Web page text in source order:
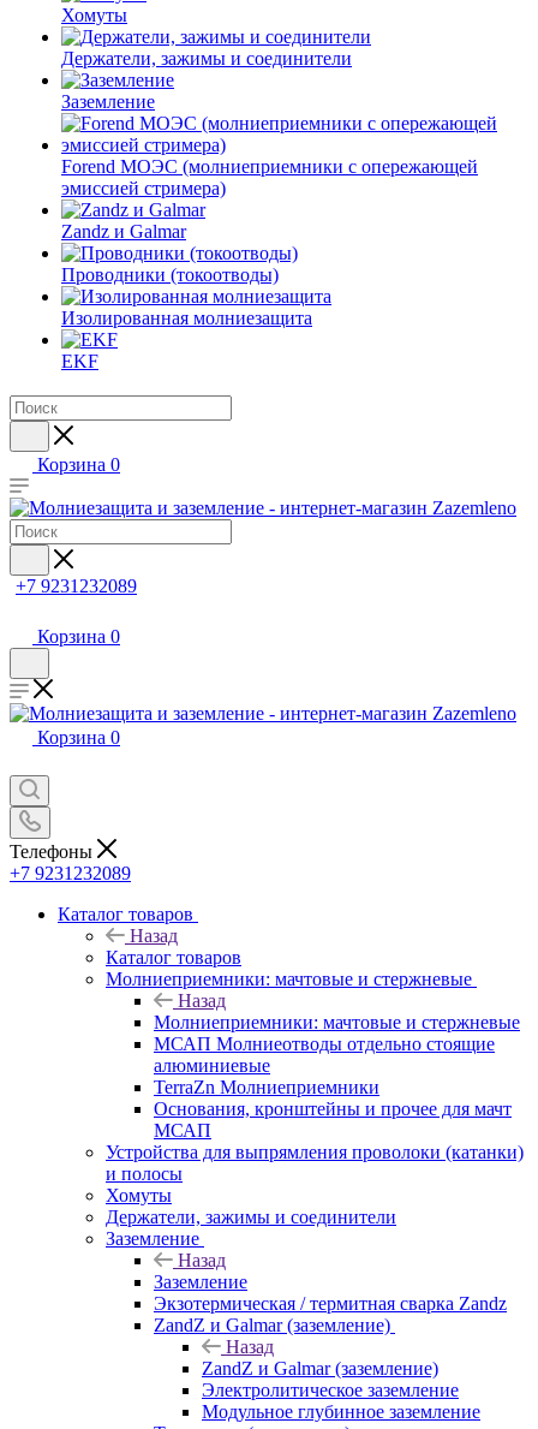
Хомуты
Держатели, зажимы и соединители
Заземление
Forend МОЭС (молниеприемники с опережающей
эмиссией стримера)
Zandz и Galmar
Проводники (токоотводы)
Изолированная молниезащита
EKF
Корзина 0
+7 9231232089
Корзина 0
Корзина 0
Телефоны
+7 9231232089
Каталог товаров
Назад
Каталог товаров
Молниеприемники: мачтовые и стержневые
Назад
Молниеприемники: мачтовые и стержневые
МСАП Молниеотводы отдельно стоящие
алюминиевые
TerraZn Молниеприемники
Основания, кронштейны и прочее для мачт
МСАП
Устройства для выпрямления проволоки (катанки)
и полосы
Хомуты
Держатели, зажимы и соединители
Заземление
Назад
Заземление
Экзотермическая / термитная сварка Zandz
ZandZ и Galmar (заземление)
Назад
ZandZ и Galmar (заземление)
Электролитическое заземление
Модульное глубинное заземление